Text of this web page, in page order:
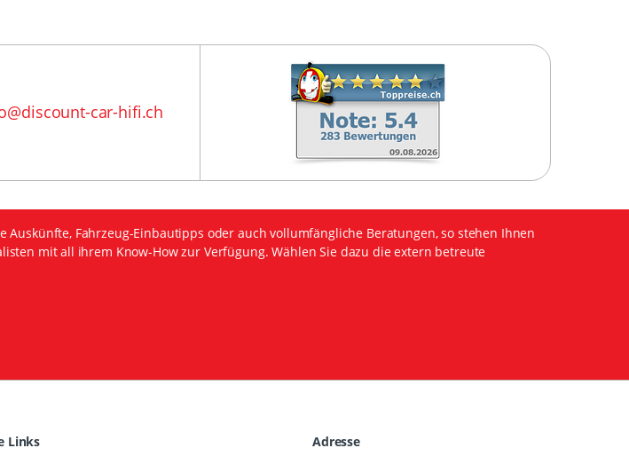
car-hifi.ch
Fahrzeug-Einbautipps oder auch vollumfängliche Beratungen, so stehen Ihnen
mit all ihrem Know-How zur Verfügung. Wählen Sie dazu die extern betreute
Links Adresse